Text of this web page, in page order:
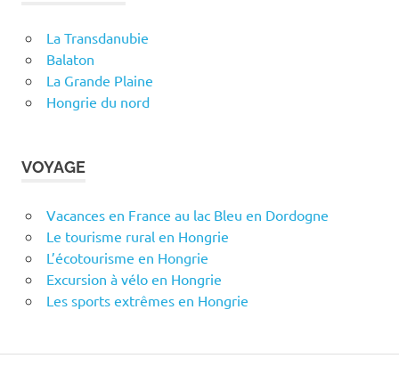
La Transdanubie
Balaton
La Grande Plaine
Hongrie du nord
VOYAGE
Vacances en France au lac Bleu en Dordogne
Le tourisme rural en Hongrie
L’écotourisme en Hongrie
Excursion à vélo en Hongrie
Les sports extrêmes en Hongrie